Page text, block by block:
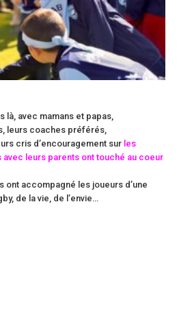
là, avec mamans et papas,
leurs coaches préférés,
cris d’encouragement sur les
leurs parents ont touché au coeur
ont accompagné les joueurs d’une
de la vie, de l’envie…